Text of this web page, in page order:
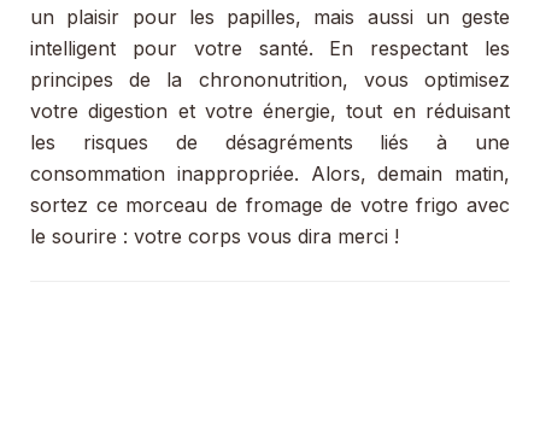
un plaisir pour les papilles, mais aussi un geste
intelligent pour votre santé. En respectant les
principes de la chrononutrition, vous optimisez
votre digestion et votre énergie, tout en réduisant
les risques de désagréments liés à une
consommation inappropriée. Alors, demain matin,
sortez ce morceau de fromage de votre frigo avec
le sourire : votre corps vous dira merci !